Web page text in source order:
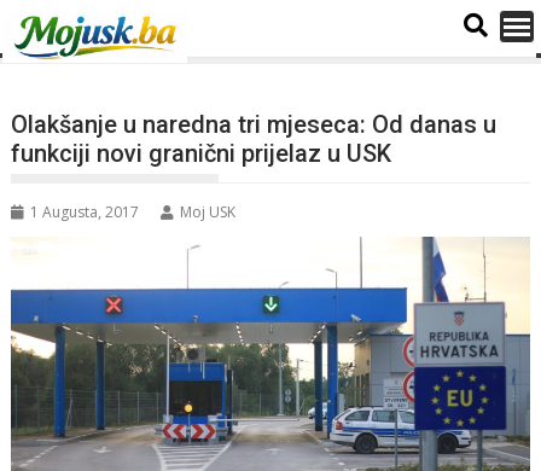
Olakšanje u naredna tri mjeseca: Od danas u
funkciji novi granični prijelaz u USK
1 Augusta, 2017 Moj USK